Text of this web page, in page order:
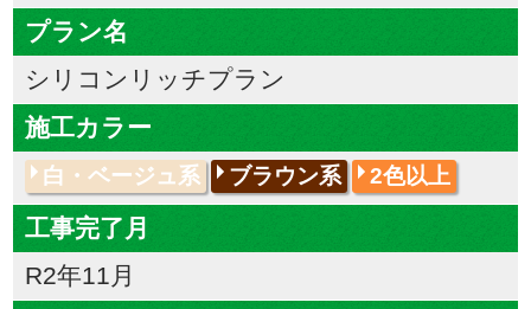
プラン名
シリコンリッチプラン
施工カラー
白・ベージュ系 ブラウン系 2色以上
工事完了月
R2年11月